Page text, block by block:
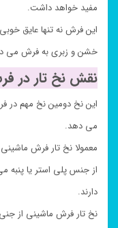
مفید خواهد داشت.
این فرش نه تنها عایق
خشن و زبری به فرش می
نقش نخ تار در
این نخ دومین نخ مهم در
می دهد.
معمولا نخ تار فرش
از جنس پلی استر یا پنبه
دارند.
نخ تار فرش ماشینی از